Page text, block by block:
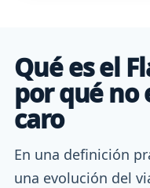
Qué es el
por qué no
caro
En una definición
una evolución del